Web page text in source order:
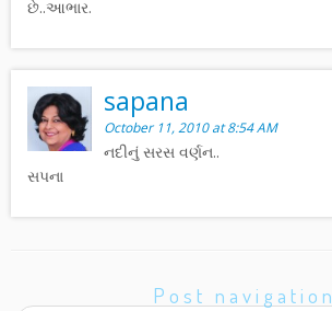
છે..આભાર.
sapana
October 11, 2010 at 8:54 AM
નદીનું સરસ વર્ણન..
સપના
Post navigation